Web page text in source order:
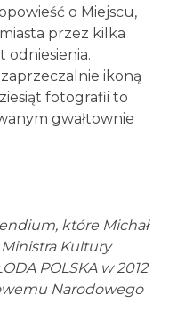
o Miejscu,
przez kilka
odniesienia.
ikoną
fotografii to
gwałtownie
które Michał
Kultury
POLSKA w 2012
Narodowego